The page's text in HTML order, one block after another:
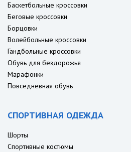
Баскетбольные кроссовки
Беговые кроссовки
Борцовки
Волейбольные кроссовки
Гандбольные кроссовки
Обувь для бездорожья
Марафонки
Повседневная обувь
СПОРТИВНАЯ ОДЕЖДА
Шорты
Спортивные костюмы